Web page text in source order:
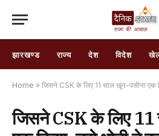
झारखण्ड राज्य देश विदेश
Home » जिसने CSK के लिए 11 साल खून-पसीना एक
जिसने CSK के लिए 11